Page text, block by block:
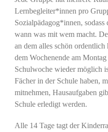
Lernbegleiter*innen pro
Sozialpädagog*innen,
wann was mit wem macht.
an dem alles schön
dem Wochenende am
Schulwoche wieder möglich
Fächer in der Schule haben,
mitnehmen, Hausaufgaben
Schule erledigt werden.
Alle 14 Tage tagt der